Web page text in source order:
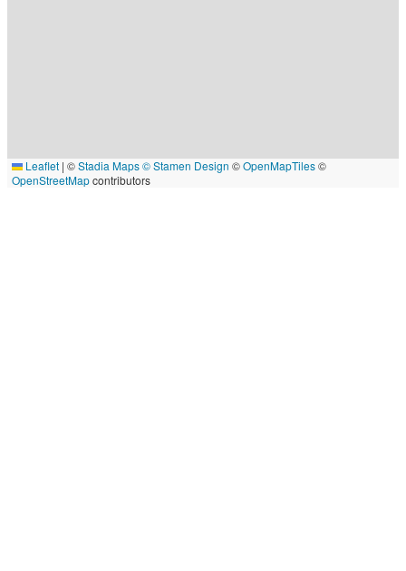
Leaflet | ©Stadia Maps© Stamen Design ©OpenMapTiles©
OpenStreetMapcontributors